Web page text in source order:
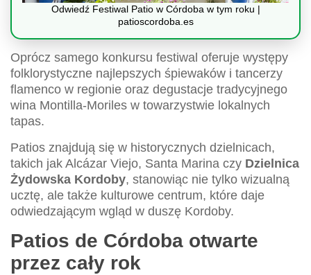
Odwiedź Festiwal Patio w Córdoba w tym roku |
patioscordoba.es
Oprócz samego konkursu festiwal oferuje występy
folklorystyczne najlepszych śpiewaków i tancerzy
flamenco w regionie oraz degustacje tradycyjnego
wina Montilla-Moriles w towarzystwie lokalnych
tapas.
Patios znajdują się w historycznych dzielnicach,
takich jak Alcázar Viejo, Santa Marina czy Dzielnica
Żydowska Kordoby, stanowiąc nie tylko wizualną
ucztę, ale także kulturowe centrum, które daje
odwiedzającym wgląd w duszę Kordoby.
Patios de Córdoba otwarte
przez cały rok